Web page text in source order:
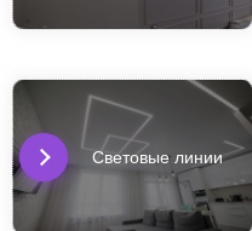
Световые линии